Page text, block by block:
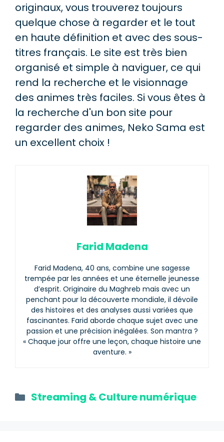
originaux, vous trouverez toujours
quelque chose à regarder et le tout
en haute définition et avec des sous-
titres français. Le site est très bien
organisé et simple à naviguer, ce qui
rend la recherche et le visionnage
des animes très faciles. Si vous êtes à
la recherche d'un bon site pour
regarder des animes, Neko Sama est
un excellent choix !
Farid Madena
Farid Madena, 40 ans, combine une sagesse
trempée par les années et une éternelle jeunesse
d’esprit. Originaire du Maghreb mais avec un
penchant pour la découverte mondiale, il dévoile
des histoires et des analyses aussi variées que
fascinantes. Farid aborde chaque sujet avec une
passion et une précision inégalées. Son mantra ?
« Chaque jour offre une leçon, chaque histoire une
aventure. »
Catégories
Streaming & Culture numérique